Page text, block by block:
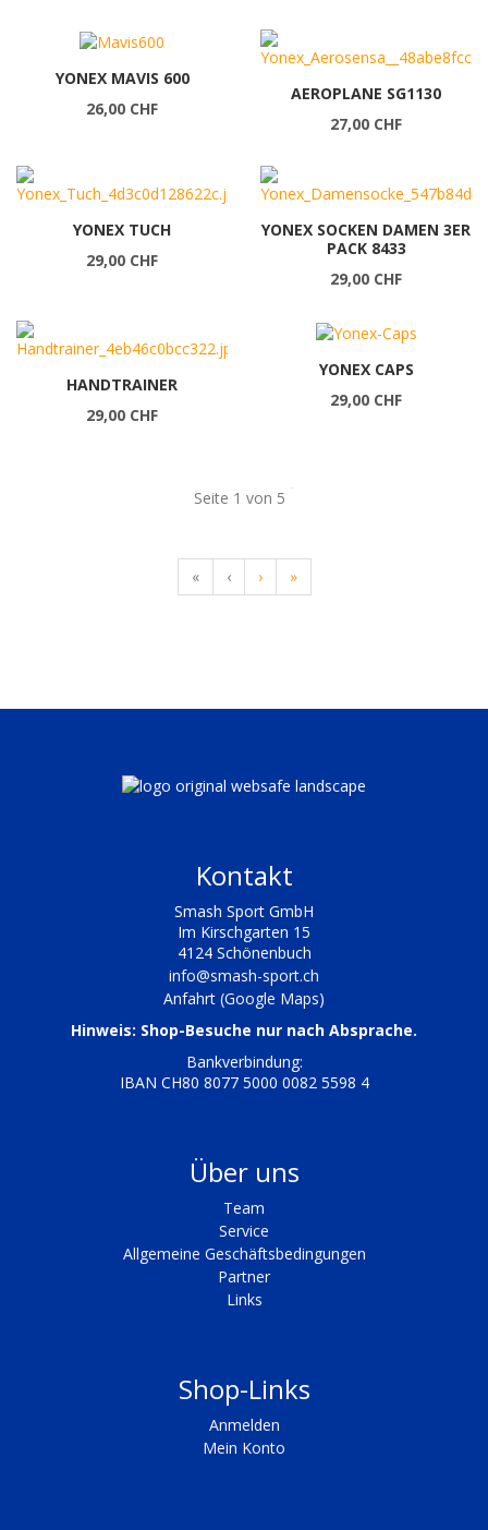
YONEX MAVIS 600
26,00 CHF
AEROPLANE SG1130
27,00 CHF
YONEX TUCH
29,00 CHF
YONEX SOCKEN DAMEN 3ER
PACK 8433
29,00 CHF
HANDTRAINER
29,00 CHF
YONEX CAPS
29,00 CHF
Seite 1 von 5
« ‹ › »
Kontakt
Smash Sport GmbH
Im Kirschgarten 15
4124 Schönenbuch
info@smash-sport.ch
Anfahrt (Google Maps)
Hinweis: Shop-Besuche nur nach Absprache.
Bankverbindung:
IBAN CH80 8077 5000 0082 5598 4
Über uns
Team
Service
Allgemeine Geschäftsbedingungen
Partner
Links
Shop-Links
Anmelden
Mein Konto